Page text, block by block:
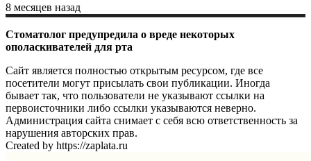
8 месяцев назад
Стоматолог предупредила о вреде некоторых
ополаскивателей для рта
Сайт является полностью открытым ресурсом, где все
посетители могут присылать свои публикации. Иногда
бывает так, что пользователи не указывают ссылки на
первоисточники либо ссылки указываются неверно.
Администрация сайта снимает с себя всю ответственность за
нарушения авторских прав.
Created by https://zaplata.ru